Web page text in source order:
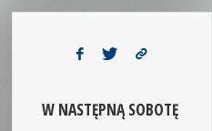
W NASTĘPNĄ SOBOTĘ